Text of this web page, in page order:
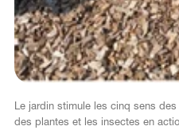
Le jardin stimule les cinq sens
des plantes et les insectes en